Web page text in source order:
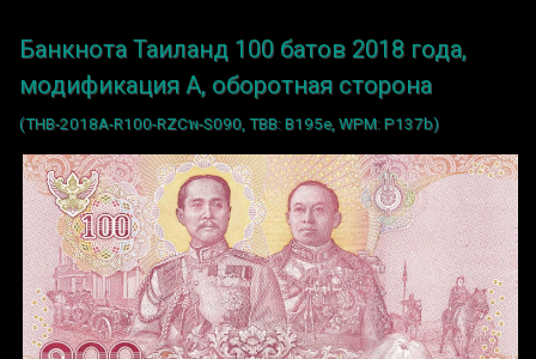
Банкнота Таиланд 100 батов 2018 года,
модификация A, оборотная сторона
(THB-2018A-R100-RZCพ-S090, TBB: B195e, WPM: P137b)